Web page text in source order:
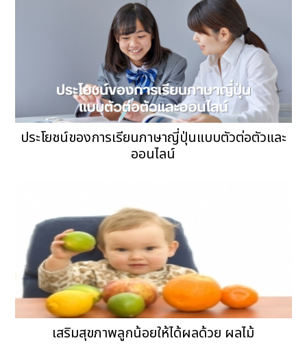
ประโยชน์ของการเรียนภาษาญี่ปุ่นแบบตัวต่อตัวและ
ออนไลน์
เสริมสุขภาพลูกน้อยให้ได้ผลด้วย ผลไม้